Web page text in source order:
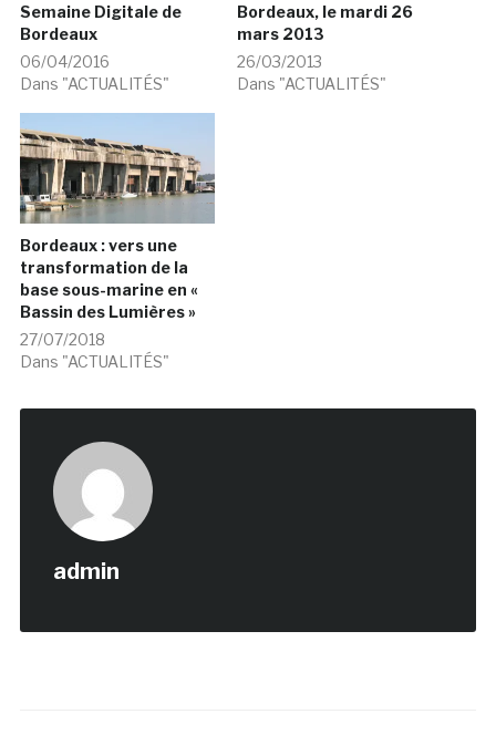
Semaine Digitale de
Bordeaux
06/04/2016
Dans "ACTUALITÉS"
Bordeaux, le mardi 26
mars 2013
26/03/2013
Dans "ACTUALITÉS"
Bordeaux : vers une
transformation de la
base sous-marine en «
Bassin des Lumières »
27/07/2018
Dans "ACTUALITÉS"
admin